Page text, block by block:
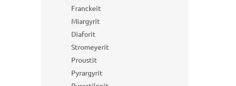
Franckeit
Miargyrit
Diaforit
Stromeyerit
Proustit
Pyrargyrit